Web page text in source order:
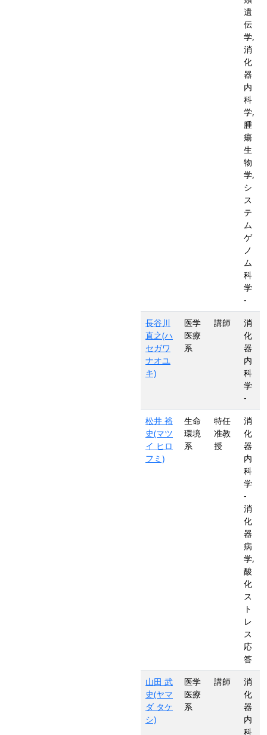
遺
伝
学,
消
化
器
内
科
学,
腫
瘍
生
物
学,
シ
ス
テ
ム
ゲ
ノ
ム
科
学
-
長谷川
直之(ハ
セガワ
ナオユ
キ)
医学
医療
系
講師
消
化
器
内
科
学
-
松井 裕
史(マツ
イ ヒロ
フミ)
生命
環境
系
特任
准教
授
消
化
器
内
科
学
-
消
化
器
病
学,
酸
化
ス
ト
レ
ス
応
答
山田 武
史(ヤマ
ダ タケ
シ)
医学
医療
系
講師
消
化
器
内
科